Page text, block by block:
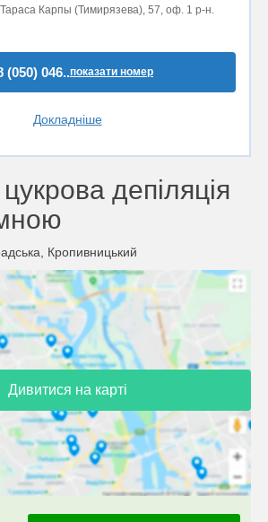
Карпы (Тимирязева), 57, оф. 1 р-н.
(050) 046..показати номер
Докладніше
депіляція
Кропивницький
Дивитися на карті